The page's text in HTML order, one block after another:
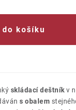
do košíku
skládací deštník v
s obalem